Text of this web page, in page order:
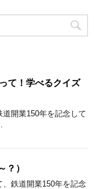
て！学べるクイズ
開業150年を記念して
？）
鉄道開業150年を記念